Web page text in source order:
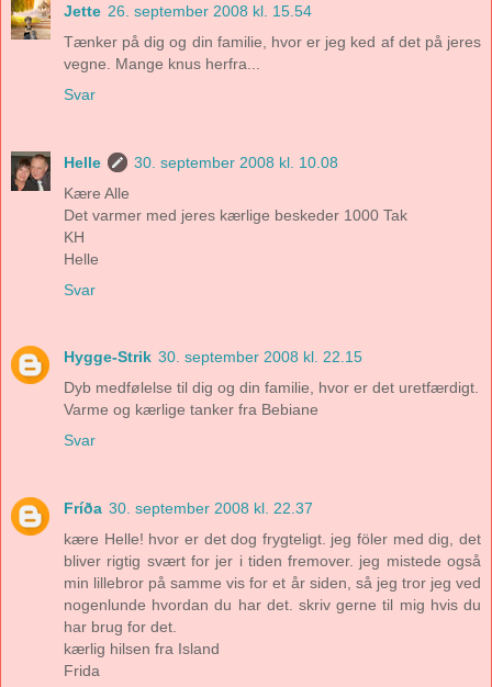
Jette 26. september 2008 kl. 15.54
Tænker på dig og din familie, hvor er jeg ked af det på jeres
vegne. Mange knus herfra...
Svar
Helle
30. september 2008 kl. 10.08
Kære Alle
Det varmer med jeres kærlige beskeder 1000 Tak
KH
Helle
Svar
Hygge-Strik 30. september 2008 kl. 22.15
Dyb medfølelse til dig og din familie, hvor er det uretfærdigt.
Varme og kærlige tanker fra Bebiane
Svar
Fríða 30. september 2008 kl. 22.37
kære Helle! hvor er det dog frygteligt. jeg föler med dig, det
bliver rigtig svært for jer i tiden fremover. jeg mistede også
min lillebror på samme vis for et år siden, så jeg tror jeg ved
nogenlunde hvordan du har det. skriv gerne til mig hvis du
har brug for det.
kærlig hilsen fra Island
Frida